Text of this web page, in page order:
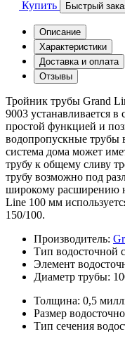
Купить Быстрый
Описание
Характеристики
Доставка и оплата
Отзывы
Тройник трубы Grand
9003 устанавливается в
простой функцией и
водопропускные трубы
система дома может
трубу к общему сливу
трубу возможно под
широкому расширению
Line 100 мм
150/100.
Производитель:
Тип водосточной
Элемент
Диаметр трубы:
Толщина: 0,5
Размер
Тип сечения